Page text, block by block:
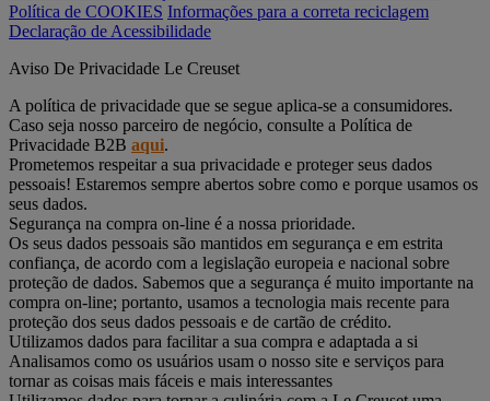
Política de COOKIES Informações para a correta reciclagem
Declaração de Acessibilidade
Aviso De Privacidade Le Creuset
A política de privacidade que se segue aplica-se a consumidores.
Caso seja nosso parceiro de negócio, consulte a Política de
Privacidade B2B aqui.
Prometemos respeitar a sua privacidade e proteger seus dados
pessoais! Estaremos sempre abertos sobre como e porque usamos os
seus dados.
Segurança na compra on-line é a nossa prioridade.
Os seus dados pessoais são mantidos em segurança e em estrita
confiança, de acordo com a legislação europeia e nacional sobre
proteção de dados. Sabemos que a segurança é muito importante na
compra on-line; portanto, usamos a tecnologia mais recente para
proteção dos seus dados pessoais e de cartão de crédito.
Utilizamos dados para facilitar a sua compra e adaptada a si
Analisamos como os usuários usam o nosso site e serviços para
tornar as coisas mais fáceis e mais interessantes